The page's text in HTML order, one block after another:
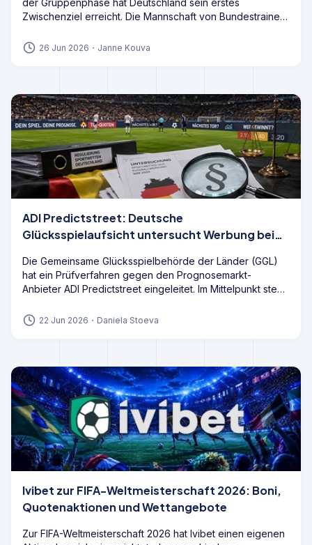
der Gruppenphase hat Deutschland sein erstes
Zwischenziel erreicht. Die Mannschaft von Bundestrainer
vorherigen Siege gegen Curaçao und die Elfenbeinküste
26 Jun 2026 ・ Janne Kouva
ADI Predictstreet: Deutsche
Glücksspielaufsicht untersucht Werbung bei
Die Gemeinsame Glücksspielbehörde der Länder (GGL)
hat ein Prüfverfahren gegen den Prognosemarkt-
Anbieter ADI Predictstreet eingeleitet. Im Mittelpunkt steht
Glücksspielrecht einzuordnen ist und ob die während der
22 Jun 2026 ・ Daniela Stoeva
Ivibet zur FIFA-Weltmeisterschaft 2026: Boni,
Quotenaktionen und Wettangebote
Zur FIFA-Weltmeisterschaft 2026 hat Ivibet einen eigenen